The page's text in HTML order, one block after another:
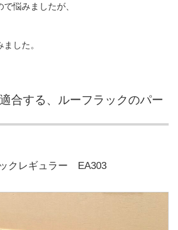
悩みましたが、
した。
合する、ルーフラックのパー
クレギュラー EA303